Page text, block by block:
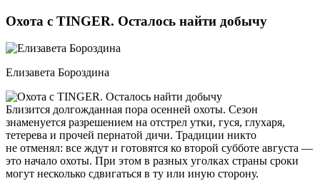
Охота с TINGER. Осталось найти добычу
Елизавета Бороздина
Близится долгожданная пора осенней охоты. Сезон
знаменуется разрешением на отстрел утки, гуся, глухаря,
тетерева и прочей пернатой дичи. Традиции никто
не отменял: все ждут и готовятся ко второй субботе августа —
это начало охоты. При этом в разных уголках страны сроки
могут несколько сдвигаться в ту или иную сторону.